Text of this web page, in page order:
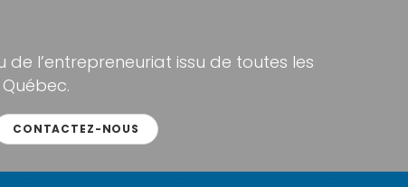
l’entrepreneuriat issu de toutes les
CONTACTEZ-NOUS